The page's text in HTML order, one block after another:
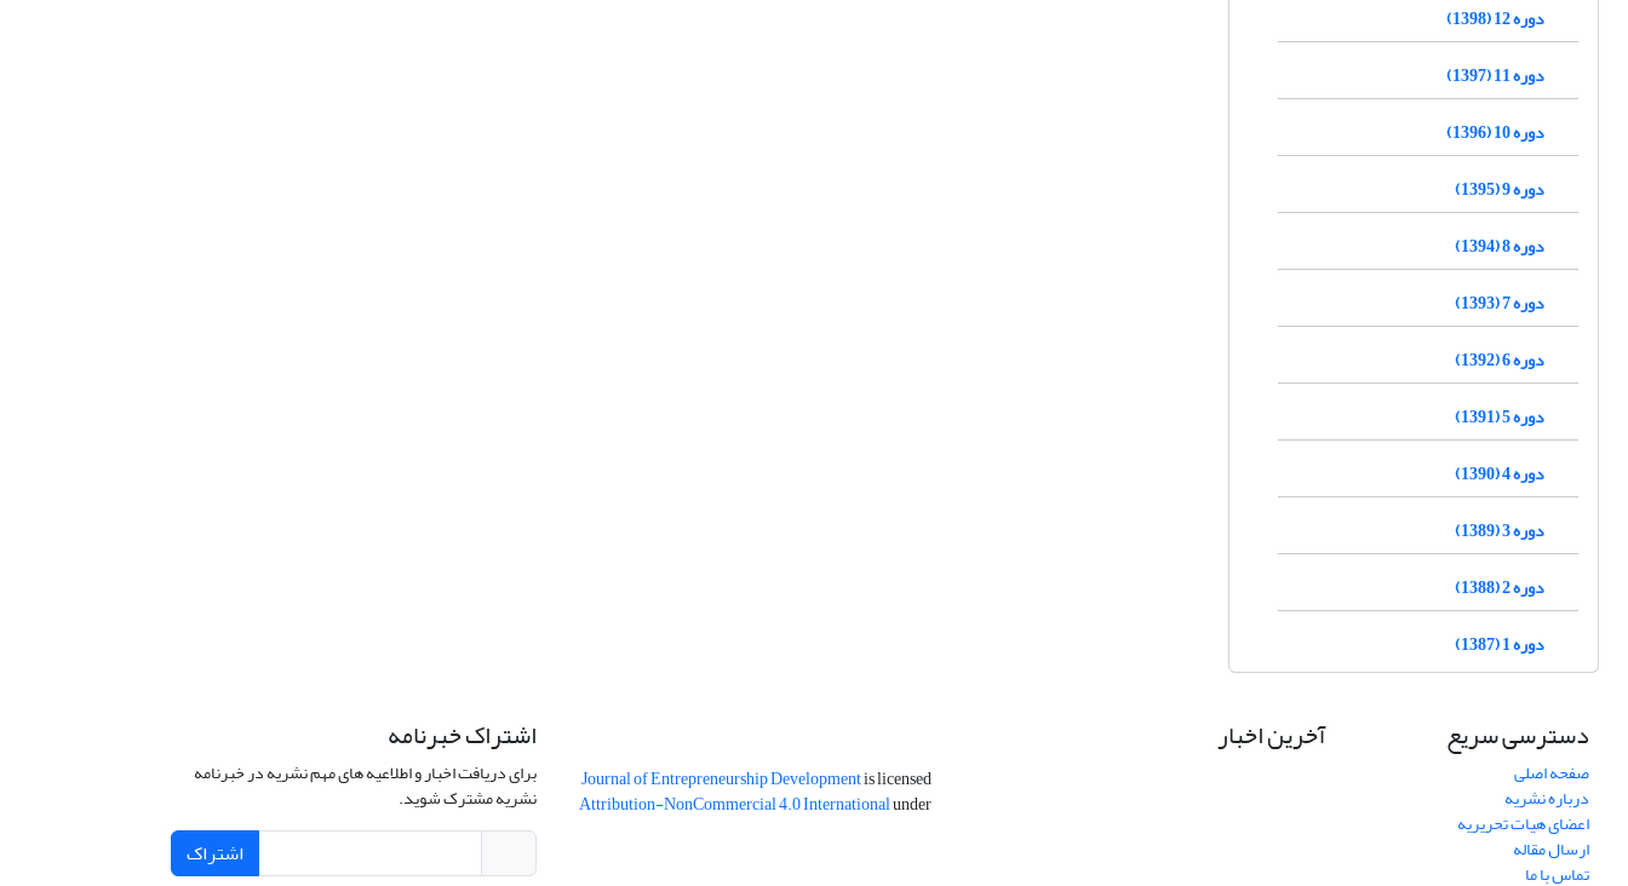
دوره 12 (1398)
دوره 11 (1397)
دوره 10 (1396)
دوره 9 (1395)
دوره 8 (1394)
دوره 7 (1393)
دوره 6 (1392)
دوره 5 (1391)
دوره 4 (1390)
دوره 3 (1389)
دوره 2 (1388)
دوره 1 (1387)
دسترسی سریع
صفحه اصلی
درباره نشریه
اعضای هیات تحریریه
ارسال مقاله
تماس با ما
آخرین اخبار
Journal of Entrepreneurship Developmentis licensed
under
Attribution-NonCommercial 4.0 International
اشتراک خبرنامه
برای دریافت اخبار و اطلاعیه های مهم نشریه در خبرنامه
نشریه مشترک شوید.
اشتراک